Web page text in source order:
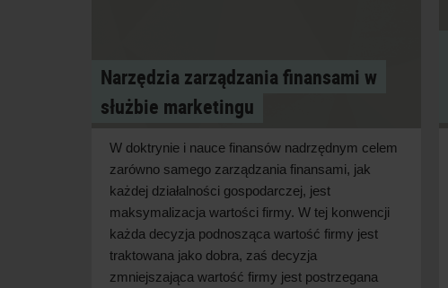
Narzędzia zarządzania finansami w
służbie marketingu
W doktrynie i nauce finansów nadrzędnym celem
zarówno samego zarządzania finansami, jak
każdej działalności gospodarczej, jest
maksymalizacja wartości firmy. W tej konwencji
każda decyzja podnosząca wartość firmy jest
traktowana jako dobra, zaś decyzja
zmniejszająca wartość firmy jest postrzegana